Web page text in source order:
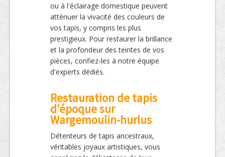
ou à l'éclairage domestique peuvent
atténuer la vivacité des couleurs de
vos tapis, y compris les plus
prestigieux. Pour restaurer la brillance
et la profondeur des teintes de vos
pièces, confiez-les à notre équipe
d'experts dédiés.
Restauration de tapis
d'époque sur
Wargemoulin-hurlus
Détenteurs de tapis ancestraux,
véritables joyaux artistiques, vous